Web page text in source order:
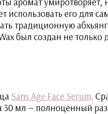
его для
традиционную
был создан не только
Sans Age Face Serum.
30 мл — полноценный